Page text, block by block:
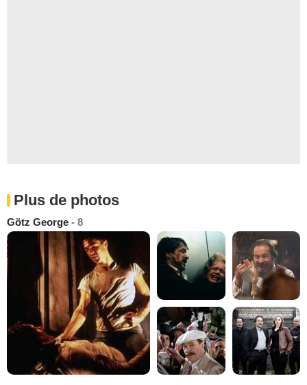
Plus de photos
Götz George - 8